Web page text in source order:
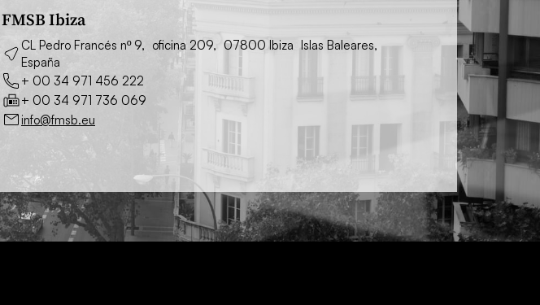
FMSB Ibiza
CL Pedro Francés nº 9, oficina 209, 07800 Ibiza Islas Baleares,
España
+ 00 34 971 456 222
+ 00 34 971 736 069
info@fmsb.eu